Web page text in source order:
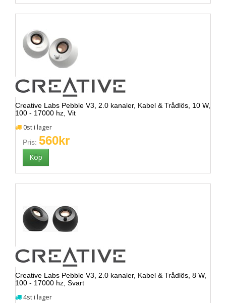
Creative Labs Pebble V3, 2.0 kanaler, Kabel & Trådlös, 10 W,
100 - 17000 hz, Vit
0st i lager
Pris: 560kr
Creative Labs Pebble V3, 2.0 kanaler, Kabel & Trådlös, 8 W,
100 - 17000 hz, Svart
4st i lager